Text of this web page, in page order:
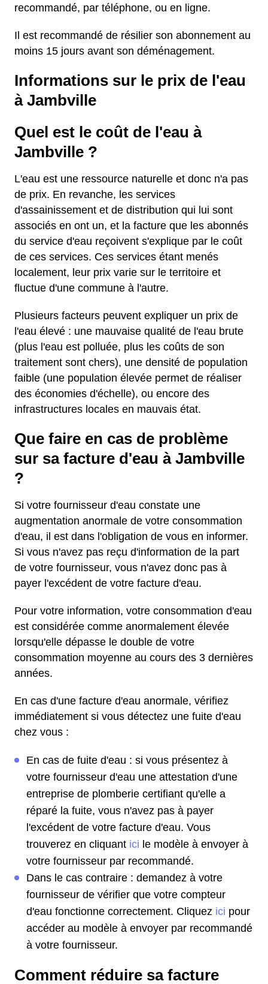
recommandé, par téléphone, ou en ligne.
Il est recommandé de résilier son abonnement au
moins 15 jours avant son déménagement.
Informations sur le prix de l'eau
à Jambville
Quel est le coût de l'eau à
Jambville ?
L'eau est une ressource naturelle et donc n'a pas
de prix. En revanche, les services
d'assainissement et de distribution qui lui sont
associés en ont un, et la facture que les abonnés
du service d'eau reçoivent s'explique par le coût
de ces services. Ces services étant menés
localement, leur prix varie sur le territoire et
fluctue d'une commune à l'autre.
Plusieurs facteurs peuvent expliquer un prix de
l'eau élevé : une mauvaise qualité de l'eau brute
(plus l'eau est polluée, plus les coûts de son
traitement sont chers), une densité de population
faible (une population élevée permet de réaliser
des économies d'échelle), ou encore des
infrastructures locales en mauvais état.
Que faire en cas de problème
sur sa facture d'eau à Jambville
?
Si votre fournisseur d'eau constate une
augmentation anormale de votre consommation
d'eau, il est dans l'obligation de vous en informer.
Si vous n'avez pas reçu d'information de la part
de votre fournisseur, vous n'avez donc pas à
payer l'excédent de votre facture d'eau.
Pour votre information, votre consommation d'eau
est considérée comme anormalement élevée
lorsqu'elle dépasse le double de votre
consommation moyenne au cours des 3 dernières
années.
En cas d'une facture d'eau anormale, vérifiez
immédiatement si vous détectez une fuite d'eau
chez vous :
En cas de fuite d'eau : si vous présentez à
votre fournisseur d'eau une attestation d'une
entreprise de plomberie certifiant qu'elle a
réparé la fuite, vous n'avez pas à payer
l'excédent de votre facture d'eau. Vous
trouverez en cliquant ici le modèle à envoyer à
votre fournisseur par recommandé.
Dans le cas contraire : demandez à votre
fournisseur de vérifier que votre compteur
d'eau fonctionne correctement. Cliquez ici pour
accéder au modèle à envoyer par recommandé
à votre fournisseur.
Comment réduire sa facture